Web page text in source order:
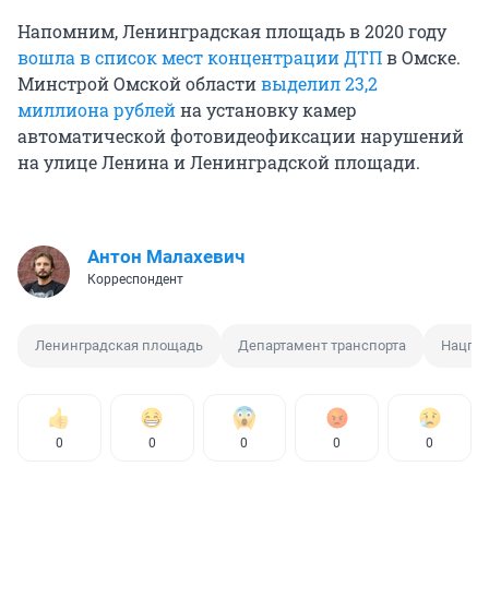
Напомним, Ленинградская площадь в 2020 году
вошла в список мест концентрации ДТПв Омске.
Минстрой Омской областивыделил 23,2
миллиона рублейна установку камер
автоматической фотовидеофиксации нарушений
на улице Ленина и Ленинградской площади.
Антон Малахевич
Корреспондент
Ленинградская площадь Департамент транспорта
0 0 0 0 0